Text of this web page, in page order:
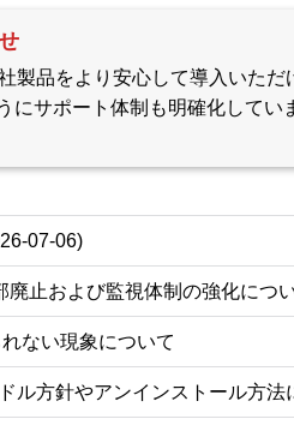
製品をより安心して導入いた
にサポート体制も明確化して
07-06)
止および監視体制の強化につ
ない現象について
ル方針やアンインストール方法